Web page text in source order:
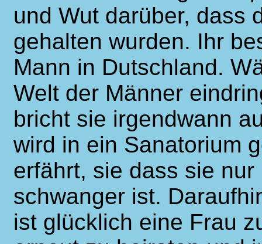
und Wut darüber, dass
gehalten wurden. Ihr
Mann in Dutschland.
Welt der Männer
bricht sie irgendwann
wird in ein Sanatorium
erfährt, sie dass sie
schwanger ist.
ist glücklich eine Frau